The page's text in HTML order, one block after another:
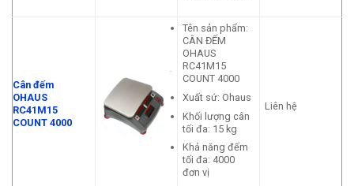
Cân đếm
OHAUS
RC41M15
COUNT 4000
Tên sản phẩm:
CÂN ĐẾM
OHAUS
RC41M15
COUNT 4000
Xuất sứ: Ohaus
Khối lượng cân
tối đa: 15 kg
Khả năng đếm
tối đa: 4000
đơn vị
Liên hệ